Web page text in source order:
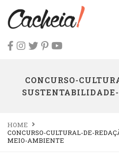
CONCURSO-
HOME
CONCURSO-CULTURAL-DE-
MEIO-AMBIENTE